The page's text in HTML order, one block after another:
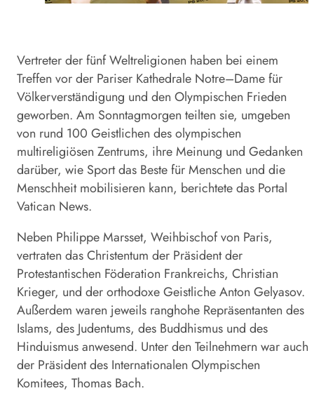
Vertreter der fünf Weltreligionen haben bei einem
Treffen vor der Pariser Kathedrale Notre–Damefür
Völkerverständigung und den Olympischen Frieden
geworben. Am Sonntagmorgen teilten sie, umgeben
von rund 100 Geistlichen des olympischen
multireligiösen Zentrums, ihre Meinung und Gedanken
darüber, wie Sport das Beste für Menschen und die
Menschheit mobilisieren kann, berichtete das Portal
Vatican News.
Neben Philippe Marsset, Weihbischof von Paris,
vertraten das Christentum der Präsident der
Protestantischen Föderation Frankreichs, Christian
Krieger, und der orthodoxe Geistliche Anton Gelyasov.
Außerdem waren jeweils ranghohe Repräsentanten des
Islams, des Judentums, des Buddhismus und des
Hinduismus anwesend. Unter den Teilnehmern war auch
der Präsident des Internationalen Olympischen
Komitees, Thomas Bach.